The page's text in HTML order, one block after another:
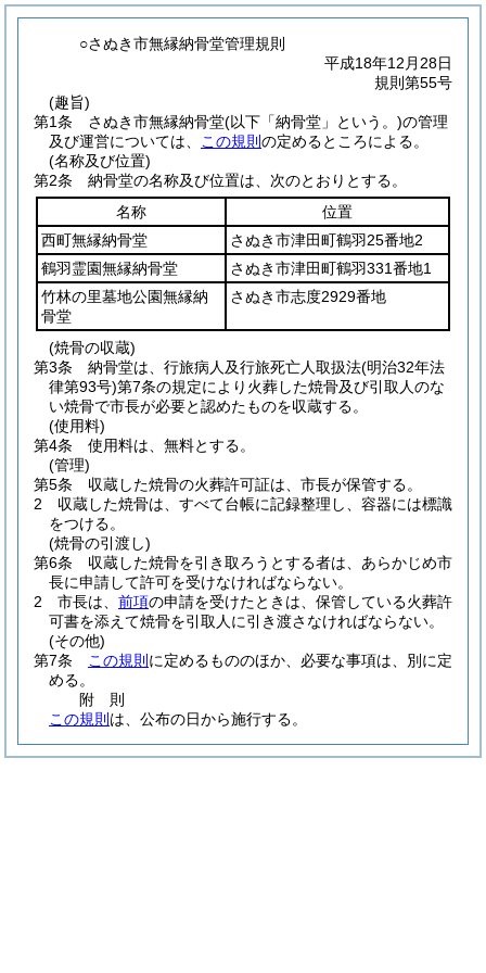
○さぬき市無縁納骨堂管理規則
平成18年12月28日
規則第55号
(趣旨)
第1条
さぬき市無縁納骨堂(以下「納骨堂」という。)の管理
及び運営については、
この規則 の定めるところによる。
(名称及び位置)
第2条
納骨堂の名称及び位置は、次のとおりとする。
名称
位置
西町無縁納骨堂
さぬき市津田町鶴羽25番地2
鶴羽霊園無縁納骨堂
さぬき市津田町鶴羽331番地1
竹林の里墓地公園無縁納
骨堂
さぬき市志度2929番地
(焼骨の収蔵)
第3条
納骨堂は、行旅病人及行旅死亡人取扱法(明治32年法
律第93号)第7条の規定により火葬した焼骨及び引取人のな
い焼骨で市長が必要と認めたものを収蔵する。
(使用料)
第4条
使用料は、無料とする。
(管理)
第5条
収蔵した焼骨の火葬許可証は、市長が保管する。
2
収蔵した焼骨は、すべて台帳に記録整理し、容器には標識
をつける。
(焼骨の引渡し)
第6条
収蔵した焼骨を引き取ろうとする者は、あらかじめ市
長に申請して許可を受けなければならない。
2
市長は、 前項の申請を受けたときは、保管している火葬許
可書を添えて焼骨を引取人に引き渡さなければならない。
(その他)
第7条
この規則 に定めるもののほか、必要な事項は、別に定
める。
附 則
この規則 は、公布の日から施行する。